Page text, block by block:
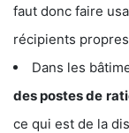
faut donc faire
récipients
Dans les
des postes de
ce qui est de la